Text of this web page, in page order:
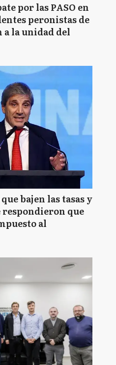
por las PASO en
peronistas de
la unidad del
bajen las tasas y
que
al